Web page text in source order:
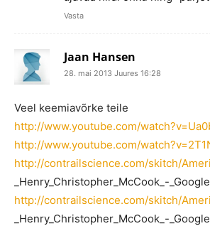
Vasta
Jaan Hansen
28. mai 2013 Juures 16:28
Veel keemiavõrke teile
http://www.youtube.com/
http://www.youtube.com/
http://contrailscience.com/skitch/
_Henry_Christopher_McCook_-
http://contrailscience.com/skitch/
_Henry_Christopher_McCook_-